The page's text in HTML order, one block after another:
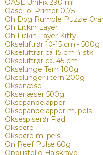
OASE UniFix 290 ml
OaseFol Primer 0,75 l
Oh Dog Rumble Puzzle
Oh Lickin Layer
Oh Lickin Layer Kitty
Okseluftrør 10-15 cm - 500g
Okseluftrør ca 15 cm 4 stk
Okseluftrør ca. 45 cm
Okselunge Tern 100g
Okselunger i tern 200g
Oksenæse
Oksenæser 500g
Oksepandelapper
Oksepandelapper m. pels
Oksespiserør Flad
Okseøre
Okseøre m. pels
On Reef Pulse 60g
Oppustelig Halskrave